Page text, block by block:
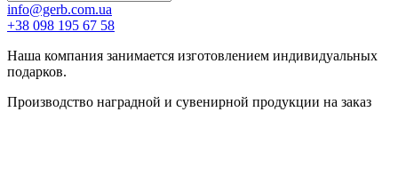
info@gerb.com.ua
+38 098 195 67 58
Наша компания занимается изготовлением индивидуальных
подарков.
Производство наградной и сувенирной продукции на заказ